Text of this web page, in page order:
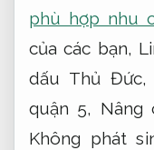
phù hợp nhu
của các bạn,
dấu Thủ
quận 5, Nâng
Không phát